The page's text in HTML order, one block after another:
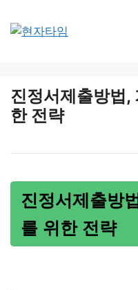
진정서제출방법,
한 전략
진정서제출방
를 위한 전략